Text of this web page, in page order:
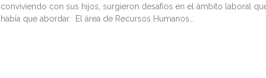
conviviendo con sus hijos, surgieron desafíos en el ámbito laboral
había que abordar. El área de Recursos Humanos…